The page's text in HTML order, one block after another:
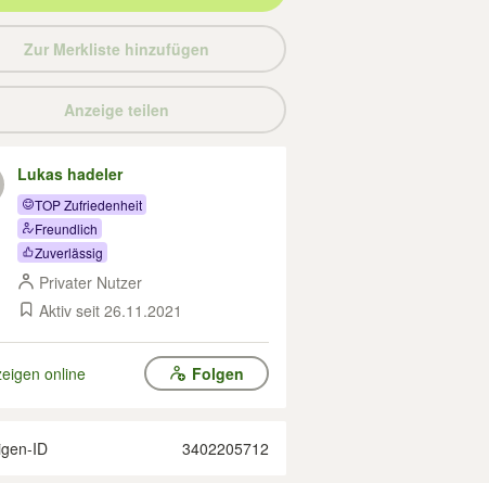
Zur Merkliste hinzufügen
Anzeige teilen
Lukas hadeler
TOP Zufriedenheit
Freundlich
Zuverlässig
Privater Nutzer
Aktiv seit 26.11.2021
online Folgen
ID 3402205712